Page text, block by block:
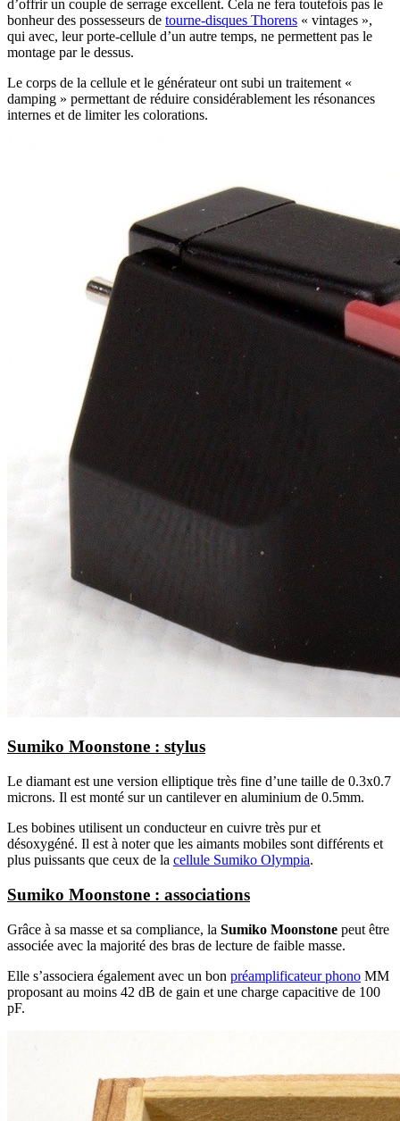
d’offrir un couple de serrage excellent. Cela ne fera toutefois pas le
bonheur des possesseurs de tourne-disques Thorens « vintages »,
qui avec, leur porte-cellule d’un autre temps, ne permettent pas le
montage par le dessus.
Le corps de la cellule et le générateur ont subi un traitement «
damping » permettant de réduire considérablement les résonances
internes et de limiter les colorations.
Sumiko Moonstone : stylus
Le diamant est une version elliptique très fine d’une taille de 0.3x0.7
microns. Il est monté sur un cantilever en aluminium de 0.5mm.
Les bobines utilisent un conducteur en cuivre très pur et
désoxygéné. Il est à noter que les aimants mobiles sont différents et
plus puissants que ceux de la cellule Sumiko Olympia.
Sumiko Moonstone : associations
Grâce à sa masse et sa compliance, la Sumiko Moonstone peut être
associée avec la majorité des bras de lecture de faible masse.
Elle s’associera également avec un bon préamplificateur phono MM
proposant au moins 42 dB de gain et une charge capacitive de 100
pF.